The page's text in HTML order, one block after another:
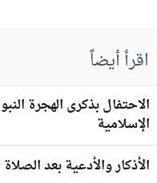
اقرأ أيضاً
الاحتفال بذكرى الهجرة
الإسلامية
الأذكار والأدعية بعد الصلاة